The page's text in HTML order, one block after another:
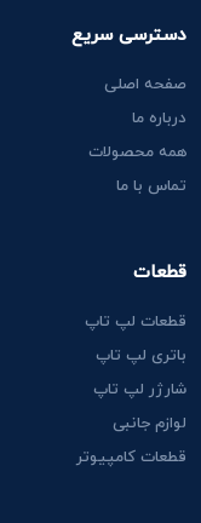
دسترسی سریع
صفحه اصلی
درباره ما
همه محصولات
تماس با ما
قطعات
قطعات لپ تاپ
باتری لپ تاپ
شارژر لپ تاپ
لوازم جانبی
قطعات کامپیوتر